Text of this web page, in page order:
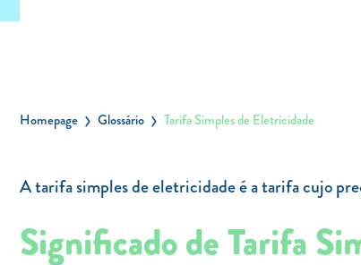
Homepage Glossário Tarifa Simples de Eletricidade
A tarifa simples de eletricidade é a tarifa cujo
Significado de Tarifa